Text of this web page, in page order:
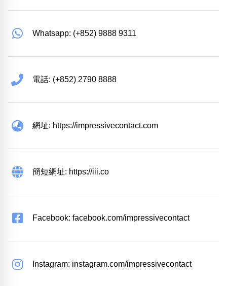
Whatsapp: (+852) 9888 9311
電話: (+852) 2790 8888
網址: https://impressivecontact.com
簡短網址: https://iii.co
Facebook: facebook.com/impressivecontact
Instagram: instagram.com/impressivecontact